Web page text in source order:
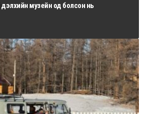
дэлхийн музейн од болсон нь